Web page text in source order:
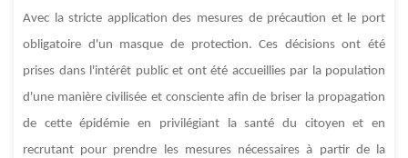
Avec la stricte application des mesures de précaution et le port
obligatoire d'un masque de protection. Ces décisions ont été
prises dans l'intérêt public et ont été accueillies par la population
d'une manière civilisée et consciente afin de briser la propagation
de cette épidémie en privilégiant la santé du citoyen et en
recrutant pour prendre les mesures nécessaires à partir de la